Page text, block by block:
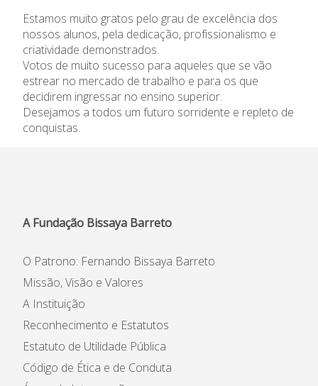
Estamos muito gratos pelo grau de excelência dos
nossos alunos, pela dedicação, profissionalismo e
criatividade demonstrados.
Votos de muito sucesso para aqueles que se vão
estrear no mercado de trabalho e para os que
decidirem ingressar no ensino superior.
Desejamos a todos um futuro sorridente e repleto de
conquistas.
A Fundação Bissaya Barreto
O Patrono: Fernando Bissaya Barreto
Missão, Visão e Valores
A Instituição
Reconhecimento e Estatutos
Estatuto de Utilidade Pública
Código de Ética e de Conduta